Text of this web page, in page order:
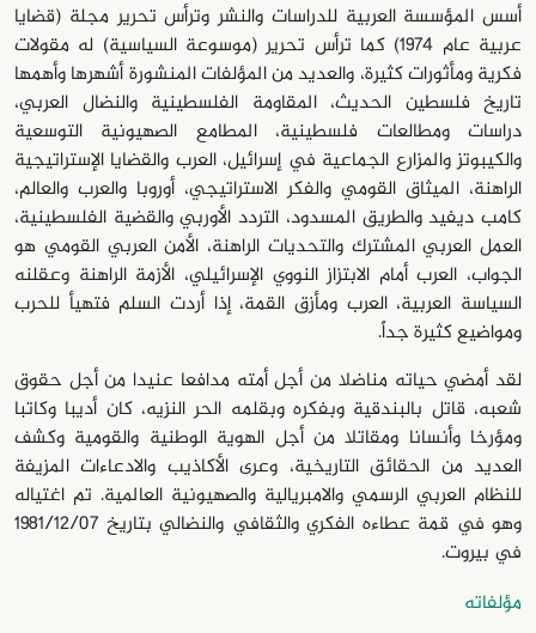
أسس المؤسسة العربية للدراسات والنشر وترأس تحرير مجلة (قضايا
عربية عام 1974) كما ترأس تحرير (موسوعة السياسية) له مقولات
فكرية ومأثورات كثيرة، والعديد من المؤلفات المنشورة أشهرها وأهمها
تاريخ فلسطين الحديث، المقاومة الفلسطينية والنضال العربي،
دراسات ومطالعات فلسطينية، المطامع الصهيونية التوسعية
والكيبوتز والمزارع الجماعية في إسرائيل، العرب والقضايا الإستراتيجية
الراهنة، الميثاق القومي والفكر الاستراتيجي، أوروبا والعرب والعالم،
كامب ديفيد والطريق المسدود، التردد الأوربي والقضية الفلسطينية،
العمل العربي المشترك والتحديات الراهنة، الأمن العربي القومي هو
الجواب، العرب أمام الابتزاز النووي الإسرائيلي، الأزمة الراهنة وعقلنه
السياسة العربية، العرب ومأزق القمة، إذا أردت السلم فتهيأ للحرب
ومواضيع كثيرة جداً.
لقد أمضي حياته مناضلا من أجل أمته مدافعا عنيدا من أجل حقوق
شعبه، قاتل بالبندقية وبفكره وبقلمه الحر النزيه، كان أديبا وكاتبا
ومؤرخا وأنسانا ومقاتلا من أجل الهوية الوطنية والقومية وكشف
العديد من الحقائق التاريخية، وعرى الأكاذيب والادعاءات المزيفة
للنظام العربي الرسمي والامبريالية والصهيونية العالمية. تم اغتياله
وهو في قمة عطاءه الفكري والثقافي والنضالي بتاريخ 1981/12/07
في بيروت.
مؤلفاته